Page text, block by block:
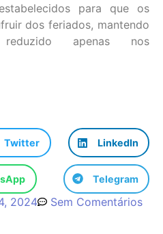
para que os
dos feriados, mantendo
apenas nos
Twitter LinkedIn
Telegram
2024 Sem Comentários